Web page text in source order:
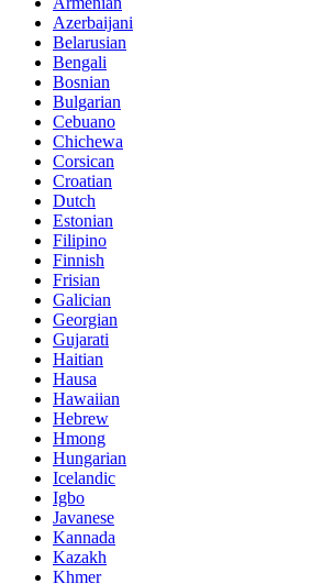
Azerbaijani
Belarusian
Bengali
Bosnian
Bulgarian
Cebuano
Chichewa
Corsican
Croatian
Dutch
Estonian
Filipino
Finnish
Frisian
Galician
Georgian
Gujarati
Haitian
Hausa
Hawaiian
Hebrew
Hmong
Hungarian
Icelandic
Igbo
Javanese
Kannada
Kazakh
Khmer